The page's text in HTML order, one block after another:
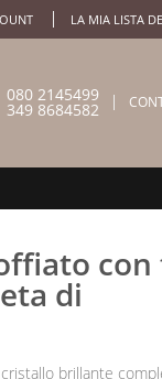
LA MIA LISTA
080 2145499
349 8684582
con
di
brillante